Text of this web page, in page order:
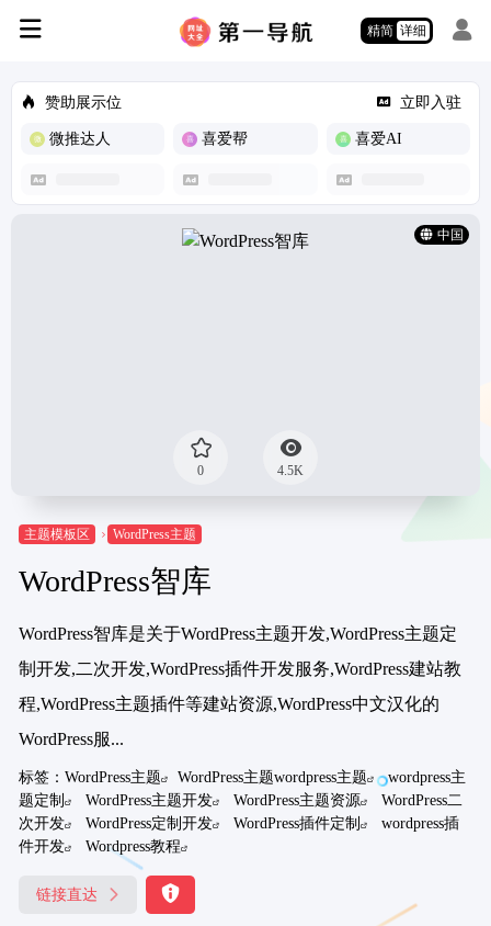
精简 详细
赞助展示位 立即入驻
微推达人 喜爱帮 喜爱AI
中国
0 4.5K
主题模板区 WordPress主题
WordPress智库
WordPress智库是关于WordPress主题开发,WordPress主题定
制开发,二次开发,WordPress插件开发服务,WordPress建站教
程,WordPress主题插件等建站资源,WordPress中文汉化的
WordPress服...
标签： WordPress主题 WordPress主题wordpress主题
wordpress主
题定制
WordPress主题开发 WordPress主题资源
WordPress二
次开发
WordPress定制开发 WordPress插件定制
wordpress插
件开发
Wordpress教程
链接直达